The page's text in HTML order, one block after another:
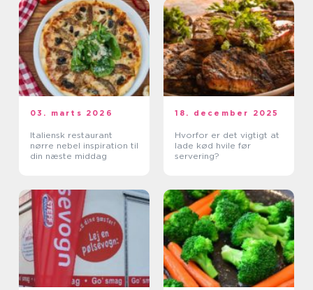
03. marts 2026
Italiensk restaurant
nørre nebel inspiration til
din næste middag
18. december 2025
Hvorfor er det vigtigt at
lade kød hvile før
servering?